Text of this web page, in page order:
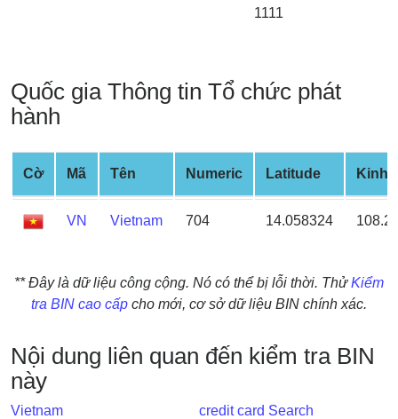
Credit
Card
Checker
Service
What
is
Address
Lookup
IP
BIN
1111
Quốc gia Thông tin Tổ chức phát
hành
Cờ Mã Tên Numeric Latitude Kinh
VN Vietnam 704 14.058324
** Đây là dữ liệu công cộng. Nó có thể bị lỗi thời. ThửKiểm
tra BIN cao cấp cho mới, cơ sở dữ liệu BIN chính xác.
Nội dung liên quan đến kiểm tra BIN
này
Vietnam credit card Search